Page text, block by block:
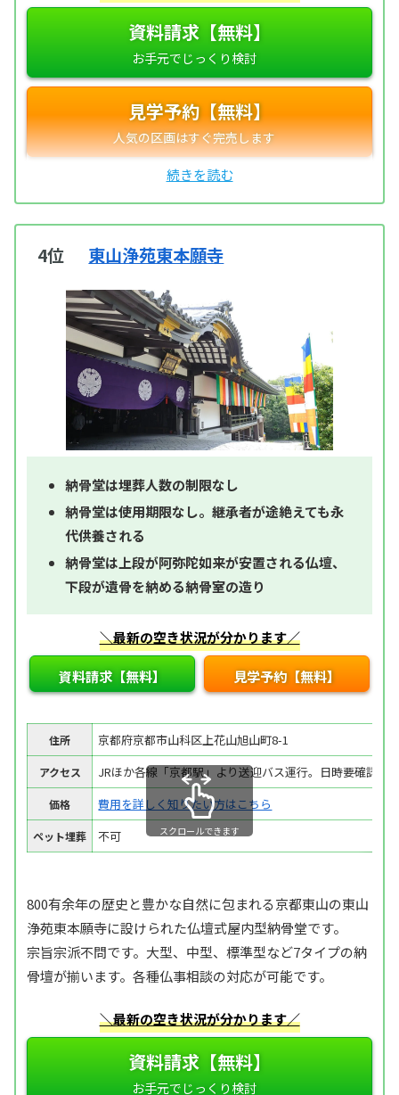
資料請求【無料】
見学予約【無料】
4位 東山浄苑東本願寺
納骨堂は埋葬人数の制限なし
納骨堂は使用期限なし。継承者が途絶えても永
代供養される
納骨堂は上段が阿弥陀如来が安置される仏壇、
下段が遺骨を納める納骨室の造り
＼最新の空き状況が分かります／
資料請求【無料】 見学予約【無料】
住所 京都府京都市山科区上花山旭山町8-1
アクセス JRほか各線「京都駅」より送迎バス運行。日時要確認
価格 費用を詳しく知りたい方はこちら
ペット埋葬 不可 スクロールできます
800有余年の歴史と豊かな自然に包まれる京都東山の東山
浄苑東本願寺に設けられた仏壇式屋内型納骨堂です。
宗旨宗派不問です。大型、中型、標準型など7タイプの納
骨壇が揃います。各種仏事相談の対応が可能です。
＼最新の空き状況が分かります／
資料請求【無料】